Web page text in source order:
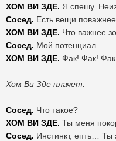
ХОМ ВИ ЗДЕ. Я спешу.
Сосед. Есть вещи поважнее.
ХОМ ВИ ЗДЕ. Что важнее
Сосед. Мой потенциал.
ХОМ ВИ ЗДЕ. Фак! Фак!
Хом Ви Зде плачет.
Сосед. Что такое?
ХОМ ВИ ЗДЕ. Ты меня
Сосед. Инстинкт, епть…